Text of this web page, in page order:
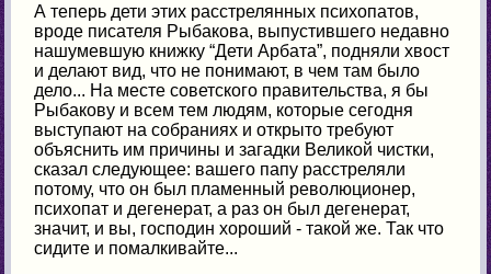
А теперь дети этих расстрелянных психопатов,
вроде писателя Рыбакова, выпустившего недавно
нашумевшую книжку “Дети Арбата”, подняли хвост
и делают вид, что не понимают, в чем там было
дело... На месте советского правительства, я бы
Рыбакову и всем тем людям, которые сегодня
выступают на собраниях и открыто требуют
объяснить им причины и загадки Великой чистки,
сказал следующее: вашего папу расстреляли
потому, что он был пламенный революционер,
психопат и дегенерат, а раз он был дегенерат,
значит, и вы, господин хороший - такой же. Так что
сидите и помалкивайте...